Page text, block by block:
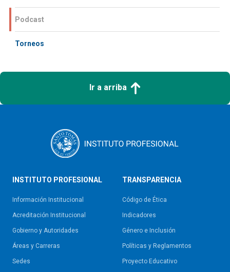
Podcast
Torneos
Ir a arriba
INSTITUTO PROFESIONAL
Información Institucional
Acreditación Institucional
Gobierno y Autoridades​
Áreas y Carreras
Sedes
TRANSPARENCIA
Código de Ética
Indicadores
Género e Inclusión
Políticas y Reglamentos​
Proyecto Educativo